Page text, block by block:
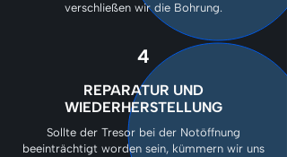
verschließen wir die Bohrung.
4
REPARATUR UND
WIEDERHERSTELLUNG
Sollte der Tresor bei der Notöffnung
beeinträchtigt worden sein, kümmern wir uns